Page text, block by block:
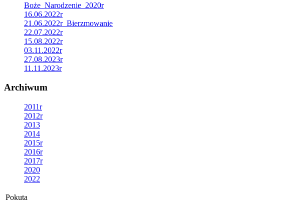
Boże_Narodzenie_2020r
16.06.2022r
21.06.2022r_Bierzmowanie
22.07.2022r
15.08.2022r
03.11.2022r
27.08.2023r
11.11.2023r
Archiwum
2011r
2012r
2013
2014
2015r
2016r
2017r
2020
2022
Pokuta